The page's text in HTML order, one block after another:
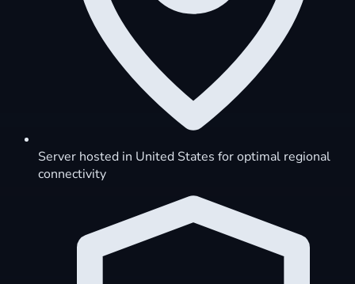
Server hosted in United States for optimal regional
connectivity